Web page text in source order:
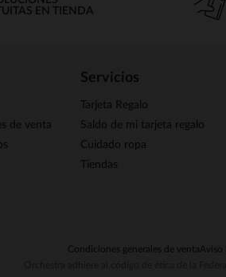
EN TIENDA
de venta
Servicios
Tarjeta Regalo
Saldo de mi tarjeta regalo
Cuidado ropa
Tiendas
Condiciones generales de ventaAviso